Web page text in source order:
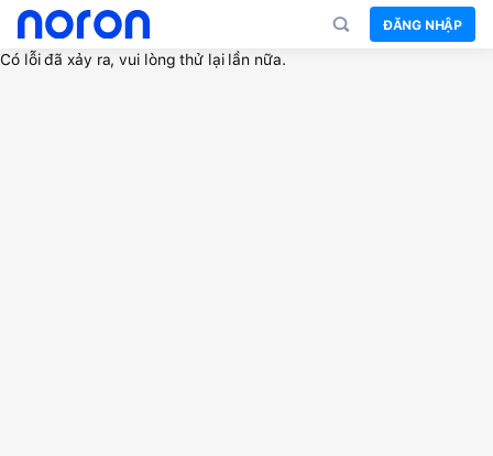
ĐĂNG NHẬP
Có lỗi đã xảy ra, vui lòng thử lại lần nữa.